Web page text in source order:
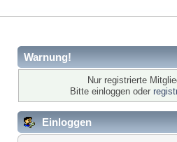
Warnung!
Nur registrierte
Bitte einloggen oder
Einloggen